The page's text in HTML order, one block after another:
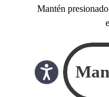
Mantén